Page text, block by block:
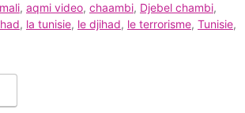
, aqmi video, chaambi, Djebel chambi,
, la tunisie, le djihad, le terrorisme, Tunisie,